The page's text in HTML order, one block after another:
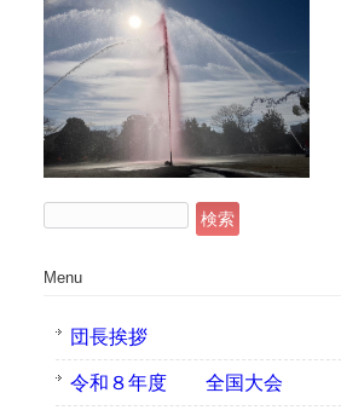
索:
Menu
団長挨拶
令和８年度 全国大会